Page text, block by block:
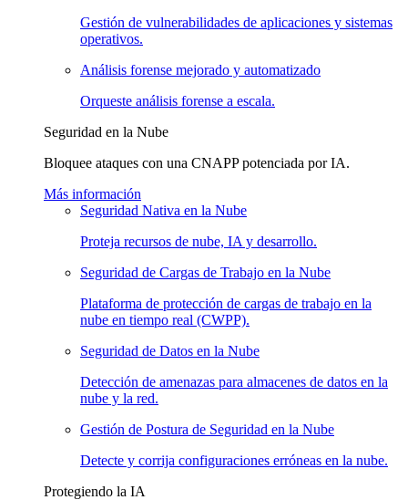
Gestión de vulnerabilidades de aplicaciones y sistemas
operativos.
Análisis forense mejorado y automatizado
Orqueste análisis forense a escala.
Seguridad en la Nube
Bloquee ataques con una CNAPP potenciada por IA.
Más información
Seguridad Nativa en la Nube
Proteja recursos de nube, IA y desarrollo.
Seguridad de Cargas de Trabajo en la Nube
Plataforma de protección de cargas de trabajo en la
nube en tiempo real (CWPP).
Seguridad de Datos en la Nube
Detección de amenazas para almacenes de datos en la
nube y la red.
Gestión de Postura de Seguridad en la Nube
Detecte y corrija configuraciones erróneas en la nube.
Protegiendo la IA